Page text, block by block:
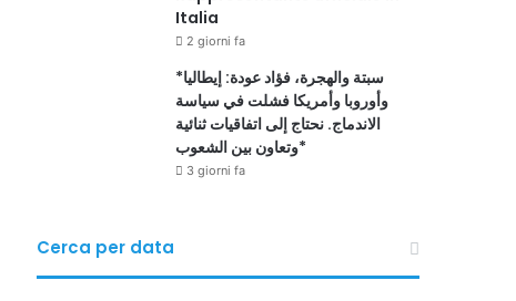
Italia
2 giorni fa
*سبتة والهجرة، فؤاد عودة: إيطاليا
وأوروبا وأمريكا فشلت في سياسة
الاندماج. نحتاج إلى اتفاقيات ثنائية
وتعاون بين الشعوب*
3 giorni fa
Cerca per data